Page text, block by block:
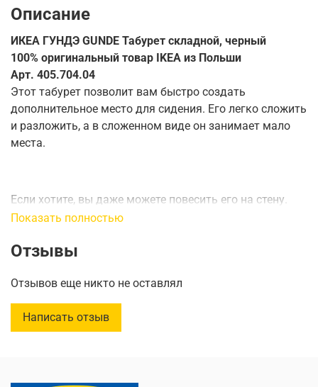
Описание
ИКЕА ГУНДЭ GUNDE Табурет складной, черный
100% оригинальный товар IKEA из Польши
Арт. 405.704.04
Этот табурет позволит вам быстро создать
дополнительное место для сидения. Его легко сложить
и разложить, а в сложенном виде он занимает мало
места.
Если хотите, вы даже можете повесить его на стену.
Ширина:34 см
Глубина: 32 см
Высота:45 см
Показать полностью
Отзывы
Отзывов еще никто не оставлял
Написать отзыв